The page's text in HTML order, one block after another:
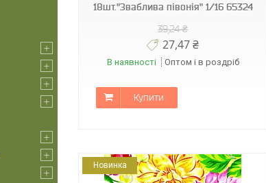
18шт."Зваблива півонія" 1/16 65324
39,24 ₴
27,47 ₴
В наявності Оптом і в роздріб
Купити
Новинка